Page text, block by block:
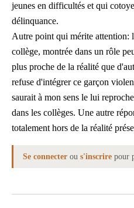
jeunes en difficultés et qui
délinquance.
Autre point qui mérite attention:
collège, montrée dans un rôle
plus proche de la réalité que
refuse d'intégrer ce garçon
saurait à mon sens le lui
dans les collèges. Une autre
totalement hors de la réalité
Se connecter ou s'inscrire pour